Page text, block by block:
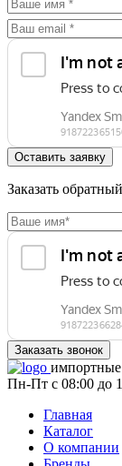
Заказать
импортные
Пн-Пт с 08:00 до
Главная
Каталог
О компании